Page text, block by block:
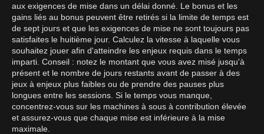
aux exigences de mise dans un délai donné. Le bonus et les
gains liés au bonus peuvent être retirés si la limite de temps est
de sept jours et que les exigences de mise ne sont toujours pas
satisfaites le huitième jour. Calculez la vitesse à laquelle vous
souhaitez jouer afin d'atteindre les enjeux requis dans le temps
imparti. Conseil : notez le montant que vous avez misé jusqu'à
présent et le nombre de jours restants avant de passer à des
jeux à enjeux plus faibles ou de prendre des pauses plus
longues entre les sessions. Si le temps vous manque,
concentrez-vous sur les machines à sous à contribution élevée
et assurez-vous que chaque mise est inférieure à la mise
maximale.